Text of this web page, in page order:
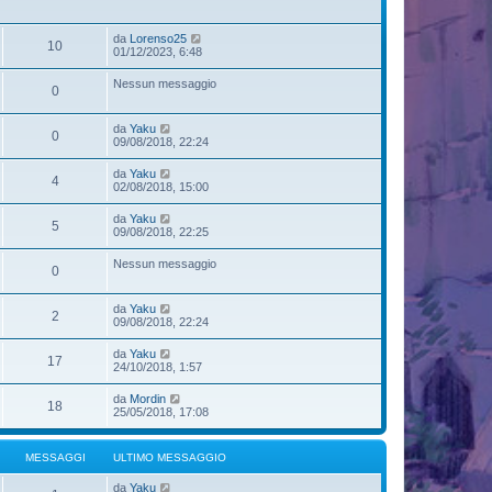
a
g
g
i
o
o
m
e
s
a
g
o
10 da Lorenso25
u
t
m
o
e
s
s
g
g
i
o
01/12/2023, 6:48
0 Nessun messaggio
0 da Yaku
e
l
t
m
o
m
e
s
g
g
o
09/08/2018, 22:24
4 da Yaku
e
l
t
i
o
e
s
s
g
g
i
o
02/08/2018, 15:00
5 da Yaku
e
u
t
m
o
e
s
s
a
g
g
i
o
09/08/2018, 22:25
0 Nessun messaggio
2 da Yaku
e
l
t
i
m
o
m
e
s
s
09/08/2018, 22:24
17 da Yaku
e
i
u
l
t
i
m
o
24/10/2018, 1:57
18 da Mordin
e
i
l
t
25/05/2018, 17:08
MESSAGGI ULTIMO MESSAGGIO
da Yaku